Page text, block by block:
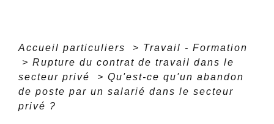
Accueil particuliers > Travail - Formation
> Rupture du contrat de travail dans le
secteur privé
> Qu'est-ce qu'un abandon
de poste par un salarié dans le secteur
privé ?